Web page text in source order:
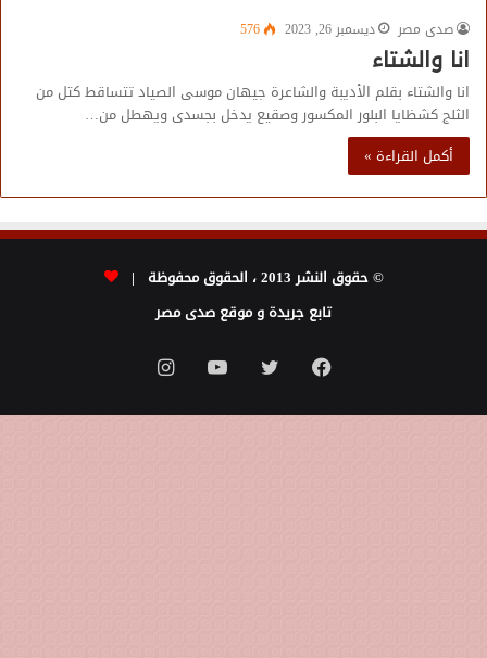
صدى مصر
ديسمبر 26, 2023 576
انا والشتاء
انا والشتاء بقلم الأديبة والشاعرة جيهان موسى الصياد تتساقط كتل من
الثلج كشظايا البلور المكسور وصقيع يدخل بجسدى ويهطل من…
أكمل القراءة »
© حقوق النشر 2013 ، الحقوق محفوظة |
تابع جريدة و موقع صدى مصر
فيسبوك تويتر يوتيوبانستقرام